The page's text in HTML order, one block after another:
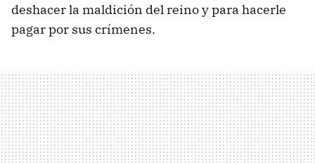
deshacer la maldición del reino y para hacerle
pagar por sus crímenes.